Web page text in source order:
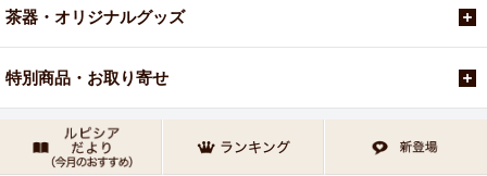
茶器・オリジナルグッズ
特別商品・お取り寄せ